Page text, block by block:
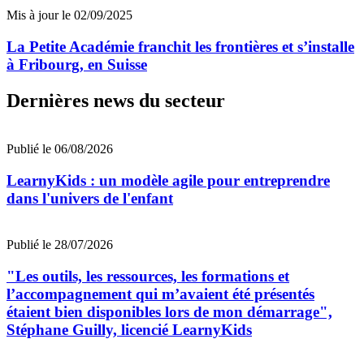
Mis à jour le 02/09/2025
La Petite Académie franchit les frontières et s’installe
à Fribourg, en Suisse
Dernières news du secteur
Publié le 06/08/2026
LearnyKids : un modèle agile pour entreprendre
dans l'univers de l'enfant
Publié le 28/07/2026
"Les outils, les ressources, les formations et
l’accompagnement qui m’avaient été présentés
étaient bien disponibles lors de mon démarrage",
Stéphane Guilly, licencié LearnyKids